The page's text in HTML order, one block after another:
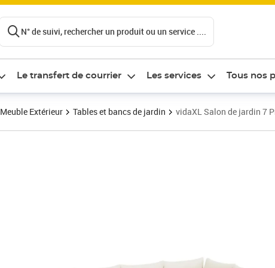
N° de suivi, rechercher un produit ou un service ....
Le transfert de courrier Les services Tous nos
Meuble Extérieur Tables et bancs de jardin vidaXL Salon de jardin 7